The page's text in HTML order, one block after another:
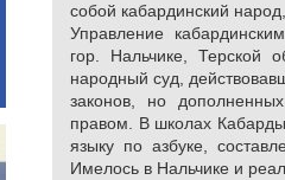
со­бой кабардинский
Управление
гор. Нальчике, Терской
народный суд,
законов, но
правом. В школах
языку по азбу­ке,
Имелось в Нальчике и